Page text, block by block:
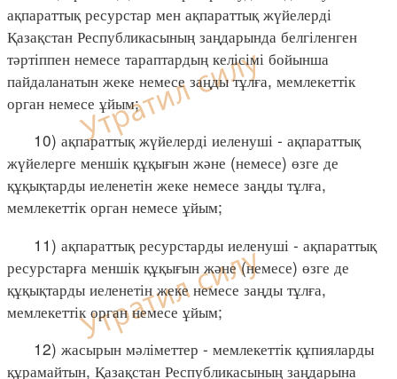
ақпараттық ресурстар мен ақпараттық жүйелерді
Қазақстан Республикасының заңдарында белгіленген
тәртіппен немесе тараптардың келісімі бойынша
пайдаланатын жеке немесе заңды тұлға, мемлекеттік
орган немесе ұйым;
10) ақпараттық жүйелерді иеленуші - ақпараттық
жүйелерге меншік құқығын және (немесе) өзге де
құқықтарды иеленетін жеке немесе заңды тұлға,
мемлекеттік орган немесе ұйым;
11) ақпараттық ресурстарды иеленуші - ақпараттық
ресурстарға меншік құқығын және (немесе) өзге де
құқықтарды иеленетін жеке немесе заңды тұлға,
мемлекеттік орган немесе ұйым;
12) жасырын мәліметтер - мемлекеттік құпияларды
құрамайтын, Қазақстан Республикасының заңдарына